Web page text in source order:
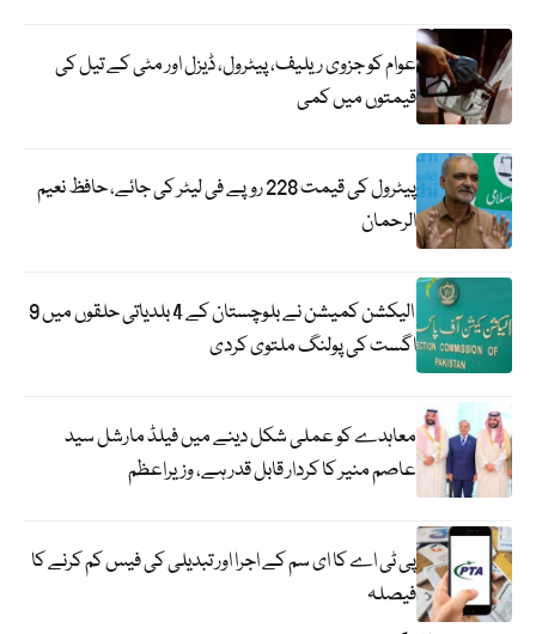
عوام کو جزوی ریلیف، پیٹرول، ڈیزل اور مٹی کے تیل کی
قیمتوں میں کمی
پیٹرول کی قیمت 228 روپے فی لیٹر کی جائے، حافظ نعیم
الرحمان
الیکشن کمیشن نے بلوچستان کے 4 بلدیاتی حلقوں میں 9
اگست کی پولنگ ملتوی کردی
معاہدے کو عملی شکل دینے میں فیلڈ مارشل سید
عاصم منیر کا کردار قابل قدر ہے، وزیراعظم
پی ٹی اے کا ای سم کے اجرا اور تبدیلی کی فیس کم کرنے کا
فیصلہ